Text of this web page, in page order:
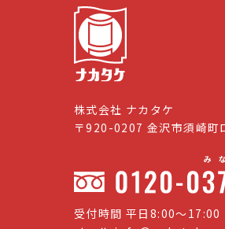
株式会社 ナカタケ
〒920-0207 金沢市須崎町
受付時間 平日8:00〜17:00